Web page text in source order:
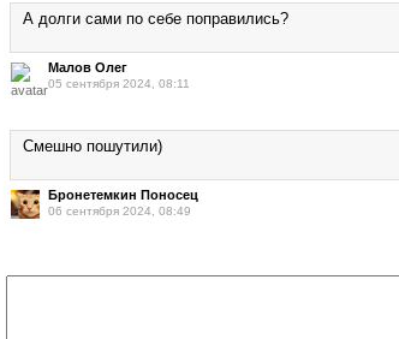
А долги сами по себе поправились?
Малов Олег
05 сентября 2024, 08:11
Смешно пошутили)
Бронетемкин Поносец
06 сентября 2024, 08:49